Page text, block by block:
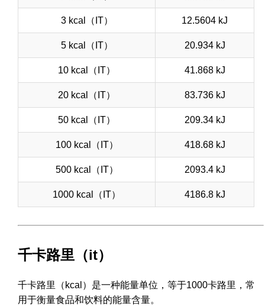
3 kcal（IT） 12.5604 kJ
5 kcal（IT） 20.934 kJ
10 kcal（IT） 41.868 kJ
20 kcal（IT） 83.736 kJ
50 kcal（IT） 209.34 kJ
100 kcal（IT） 418.68 kJ
500 kcal（IT） 2093.4 kJ
1000 kcal（IT） 4186.8 kJ
千卡路里（it）
千卡路里（kcal）是一种能量单位，等于1000卡路里，常
用于衡量食品和饮料的能量含量。